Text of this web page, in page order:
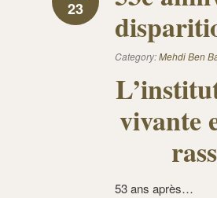
23
Category:Mehdi Ben
vivante
53 ans après…